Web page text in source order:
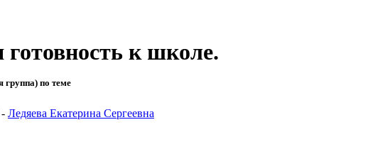
к школе.
группа) по теме
Ледяева Екатерина Сергеевна